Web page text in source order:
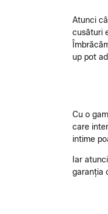
Atunci
cusături
up pot
Cu o
care
intime
Iar
garanția